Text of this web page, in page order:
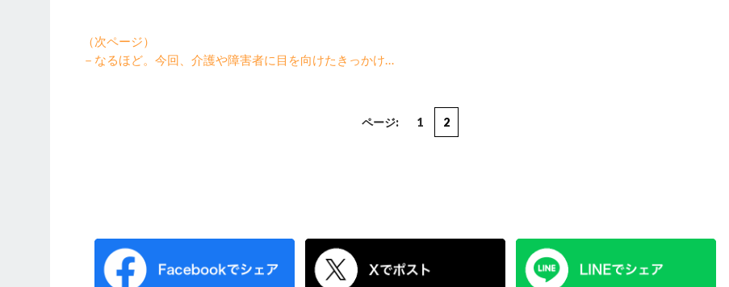
（次ページ）
－なるほど。今回、介護や障害者に目を向けたきっかけ…
ページ: 1 2